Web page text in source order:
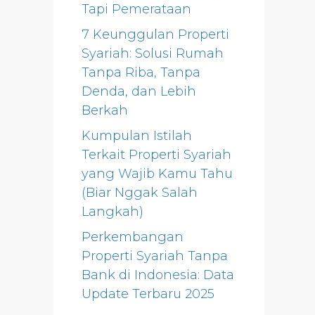
Tapi Pemerataan
7 Keunggulan Properti
Syariah: Solusi Rumah
Tanpa Riba, Tanpa
Denda, dan Lebih
Berkah
Kumpulan Istilah
Terkait Properti Syariah
yang Wajib Kamu Tahu
(Biar Nggak Salah
Langkah)
Perkembangan
Properti Syariah Tanpa
Bank di Indonesia: Data
Update Terbaru 2025